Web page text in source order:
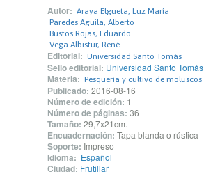
Autor: Araya Elgueta, Luz María
Paredes Aguila, Alberto
Bustos Rojas, Eduardo
Vega Albistur, René
Editorial: Universidad Santo Tomás
Sello editorial: Universidad Santo Tomás
Materia: Pesquería y cultivo de moluscos
Publicado: 2016-08-16
Número de edición: 1
Número de páginas: 36
Tamaño: 29,7x21cm.
Encuadernación: Tapa blanda o rústica
Soporte: Impreso
Idioma: Español
Ciudad: Frutillar